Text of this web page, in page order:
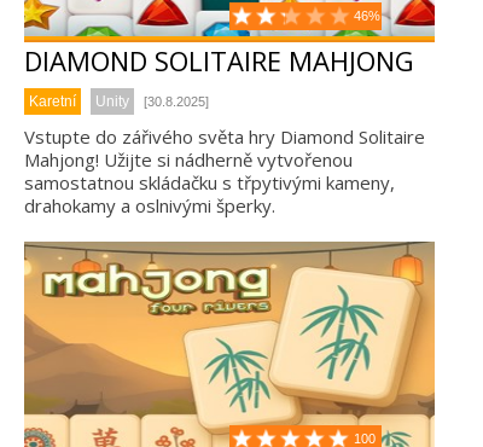
46%
DIAMOND SOLITAIRE MAHJONG
Karetní Unity [30.8.2025]
Vstupte do zářivého světa hry Diamond Solitaire
Mahjong! Užijte si nádherně vytvořenou
samostatnou skládačku s třpytivými kameny,
drahokamy a oslnivými šperky.
100